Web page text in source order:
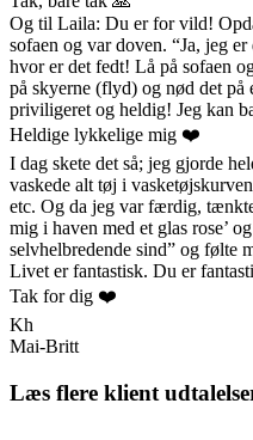
Og til Laila: Du er for vild!
sofaen og var doven. “Ja, jeg
hvor er det fedt! Lå på sofaen
på skyerne (flyd) og nød det på
priviligeret og heldig! Jeg kan
Heldige lykkelige mig ❤️
I dag skete det så; jeg gjorde
vaskede alt tøj i
etc. Og da jeg var færdig,
mig i haven med et glas rose’
selvhelbredende sind” og følte
Livet er fantastisk. Du er
Tak for dig ❤️
Kh
Mai-Britt
Læs flere klient